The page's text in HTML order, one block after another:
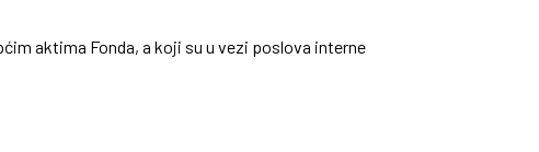
aktima Fonda, a koji su u vezi poslova interne